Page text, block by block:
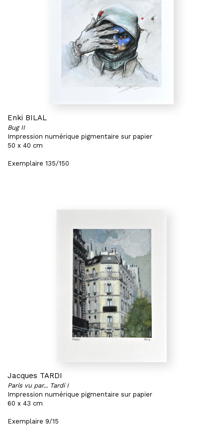
Enki BILAL
Bug II
Impression numérique pigmentaire sur papier
50 x 40 cm
Exemplaire 135/150
Jacques TARDI
Paris vu par... Tardi I
Impression numérique pigmentaire sur papier
60 x 43 cm
Exemplaire 9/15